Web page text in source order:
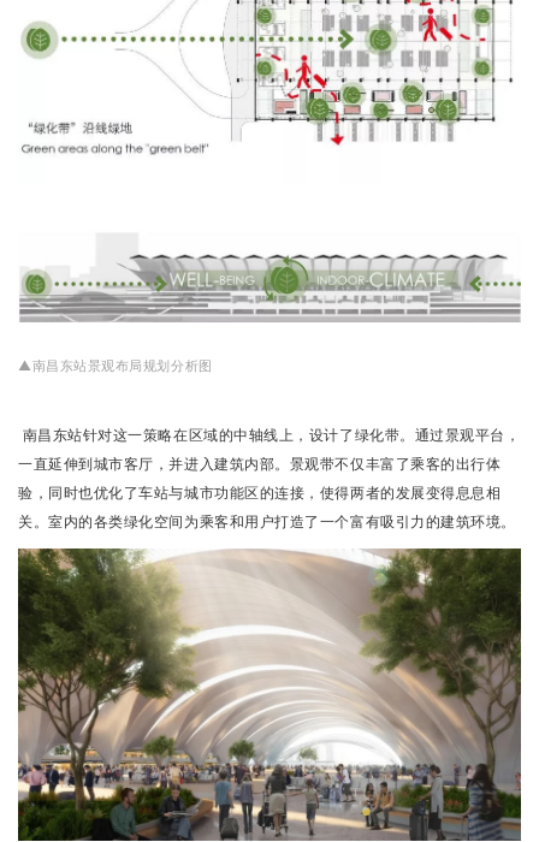
▲南昌东站景观布局规划分析图
南昌东站针对这一策略在区域的中轴线上，设计了绿化带。通过景观平台，
一直延伸到城市客厅，并进入建筑内部。景观带不仅丰富了乘客的出行体
验，同时也优化了车站与城市功能区的连接，使得两者的发展变得息息相
关。室内的各类绿化空间为乘客和用户打造了一个富有吸引力的建筑环境。